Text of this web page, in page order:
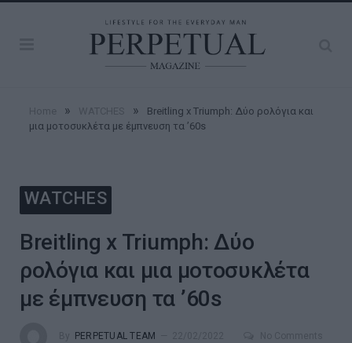
» »
Breitling x Triumph: Δύο ρολόγια και
μια μοτοσυκλέτα με έμπνευση τα ’60s
WATCHES
Breitling x Triumph: Δύο
ρολόγια και μια μοτοσυκλέτα
με έμπνευση τα ’60s
PERPETUAL TEAM